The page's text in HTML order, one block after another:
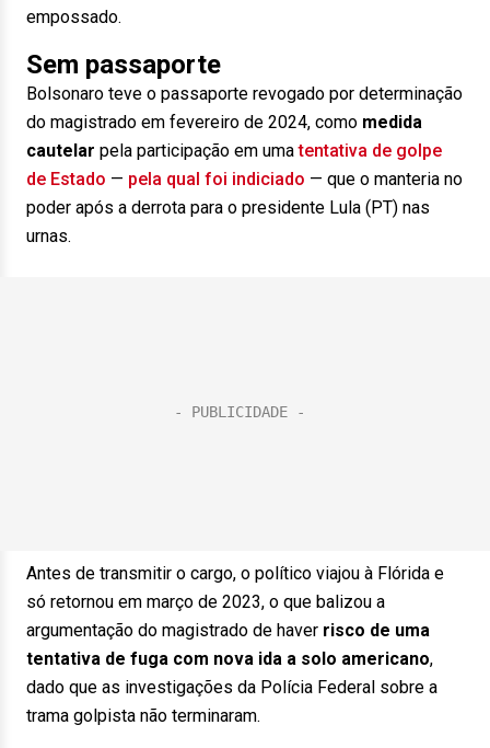
empossado.
Sem passaporte
Bolsonaro teve o passaporte revogado por determinação
do magistrado em fevereiro de 2024, como medida
cautelar pela participação em umatentativa de golpe
de Estado — pela qual foi indiciado — que o manteria no
poder após a derrota para o presidente Lula (PT) nas
urnas.
Antes de transmitir o cargo, o político viajou à Flórida e
só retornou em março de 2023, o que balizou a
argumentação do magistrado de haver risco de uma
tentativa de fuga com nova ida a solo americano,
dado que as investigações da Polícia Federal sobre a
trama golpista não terminaram.